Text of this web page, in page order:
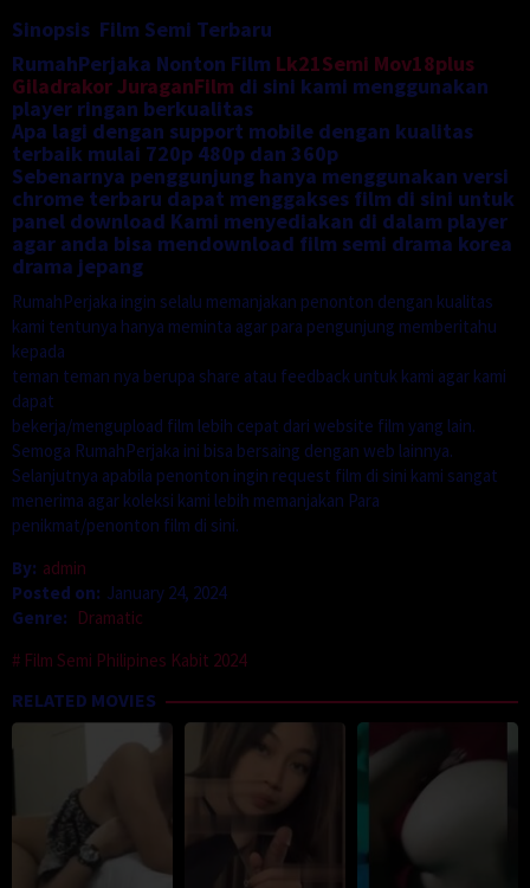
Sinopsis Film Semi Terbaru
RumahPerjaka Nonton Film Lk21Semi Mov18plus
Giladrakor JuraganFilm di sini kami menggunakan
player ringan berkualitas
Apa lagi dengan support mobile dengan kualitas
terbaik mulai 720p 480p dan 360p
Sebenarnya penggunjung hanya menggunakan versi
chrome terbaru dapat menggakses film di sini untuk
panel download Kami menyediakan di dalam player
agar anda bisa mendownload film semi drama korea
drama jepang
RumahPerjaka ingin selalu memanjakan penonton dengan kualitas
kami tentunya hanya meminta agar para pengunjung memberitahu
kepada
teman teman nya berupa share atau feedback untuk kami agar kami
dapat
bekerja/mengupload film lebih cepat dari website film yang lain.
Semoga RumahPerjaka ini bisa bersaing dengan web lainnya.
Selanjutnya apabila penonton ingin request film di sini kami sangat
menerima agar koleksi kami lebih memanjakan Para
penikmat/penonton film di sini.
By: admin
Posted on: January 24, 2024
Genre: Dramatic
Film Semi Philipines Kabit 2024
RELATED MOVIES